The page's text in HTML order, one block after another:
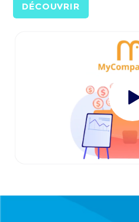
DÉCOUVRIR